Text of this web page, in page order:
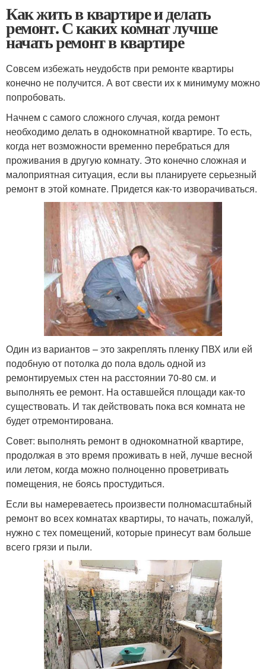
Как жить в квартире и делать
ремонт. С каких комнат лучше
начать ремонт в квартире
Совсем избежать неудобств при ремонте квартиры
конечно не получится. А вот свести их к минимуму можно
попробовать.
Начнем с самого сложного случая, когда ремонт
необходимо делать в однокомнатной квартире. То есть,
когда нет возможности временно перебраться для
проживания в другую комнату. Это конечно сложная и
малоприятная ситуация, если вы планируете серьезный
ремонт в этой комнате. Придется как-то изворачиваться.
Один из вариантов – это закреплять пленку ПВХ или ей
подобную от потолка до пола вдоль одной из
ремонтируемых стен на расстоянии 70-80 см. и
выполнять ее ремонт. На оставшейся площади как-то
существовать. И так действовать пока вся комната не
будет отремонтирована.
Совет: выполнять ремонт в однокомнатной квартире,
продолжая в это время проживать в ней, лучше весной
или летом, когда можно полноценно проветривать
помещения, не боясь простудиться.
Если вы намереваетесь произвести полномасштабный
ремонт во всех комнатах квартиры, то начать, пожалуй,
нужно с тех помещений, которые принесут вам больше
всего грязи и пыли.